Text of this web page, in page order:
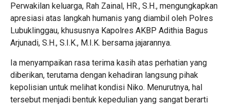
Perwakilan keluarga, Rah Zainal, HR., S.H., mengungkapkan
apresiasi atas langkah humanis yang diambil oleh Polres
Lubuklinggau, khususnya Kapolres AKBP Adithia Bagus
Arjunadi, S.H., S.I.K., M.I.K. bersama jajarannya.
Ia menyampaikan rasa terima kasih atas perhatian yang
diberikan, terutama dengan kehadiran langsung pihak
kepolisian untuk melihat kondisi Niko. Menurutnya, hal
tersebut menjadi bentuk kepedulian yang sangat berarti